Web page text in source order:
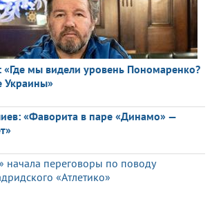
«Где мы видели уровень Пономаренко?
Украины»
«Фаворита в паре «Динамо» —
начала переговоры по поводу
«Атлетико»